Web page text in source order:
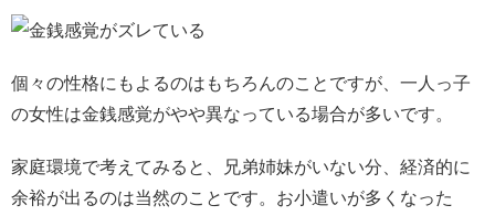
個々の性格にもよるのはもちろんのことですが、一人っ子
の女性は金銭感覚がやや異なっている場合が多いです。
家庭環境で考えてみると、兄弟姉妹がいない分、経済的に
余裕が出るのは当然のことです。お小遣いが多くなった